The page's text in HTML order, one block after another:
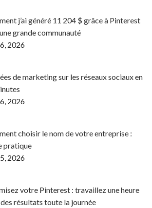
j’ai généré 11 204 $ grâce à Pinterest
grande communauté
2026
de marketing sur les réseaux sociaux en
2026
choisir le nom de votre entreprise :
pratique
2026
votre Pinterest : travaillez une heure
résultats toute la journée